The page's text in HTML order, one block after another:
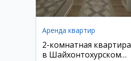
Аренда квартир
2-комнатная квартира
в Шайхонтохурском